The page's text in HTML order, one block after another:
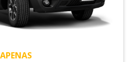
APENAS